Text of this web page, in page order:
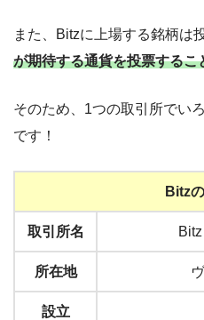
また、Bitzに上場する銘柄は
が期待する通貨を投票するこ
そのため、1つの取引所でい
です！
Bitz
取引所名
所在地
設立